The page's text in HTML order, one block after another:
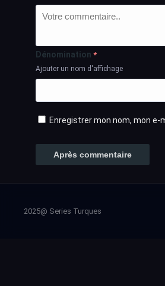
Dénomination *
Ajouter un nom d'affichage
Enregistrer mon nom, mon
2025@ Series Turques